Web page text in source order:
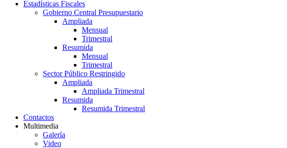
Estadísticas Fiscales
Gobierno Central Presupuestario
Ampliada
Mensual
Trimestral
Resumida
Mensual
Trimestral
Sector Público Restringido
Ampliada
Ampliada Trimestral
Resumida
Resumida Trimestral
Contactos
Multimedia
Galería
Video